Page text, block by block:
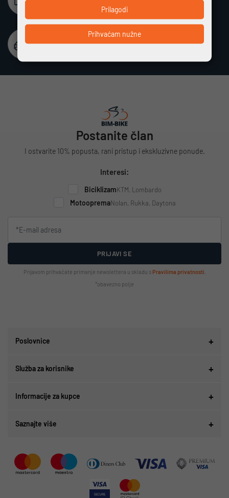
Različiti način plaćanja na rate bez kamata
Postanite član
I ostvarite 10% popusta, rani pristup i ekskluzivne ponude.
Interesi:
BiciklizamKTM, Lombardo
MotoopremaNolan, Rukka, Daytona
PRIJAVI SE
Prijavom prihvaćate primanje newslettera u skladu s Pravilima privatnosti
*obavezno polje
Poslovnice
Služba za korisnike
Informacije za kupce
Saznajte više
Prihvaćam nužne
Prilagodi